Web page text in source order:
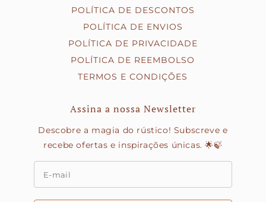
POLÍTICA DE DESCONTOS
POLÍTICA DE ENVIOS
POLÍTICA DE PRIVACIDADE
POLÍTICA DE REEMBOLSO
TERMOS E CONDIÇÕES
Assina a nossa Newsletter
Descobre a magia do rústico! Subscreve e
recebe ofertas e inspirações únicas. 🌟🍃